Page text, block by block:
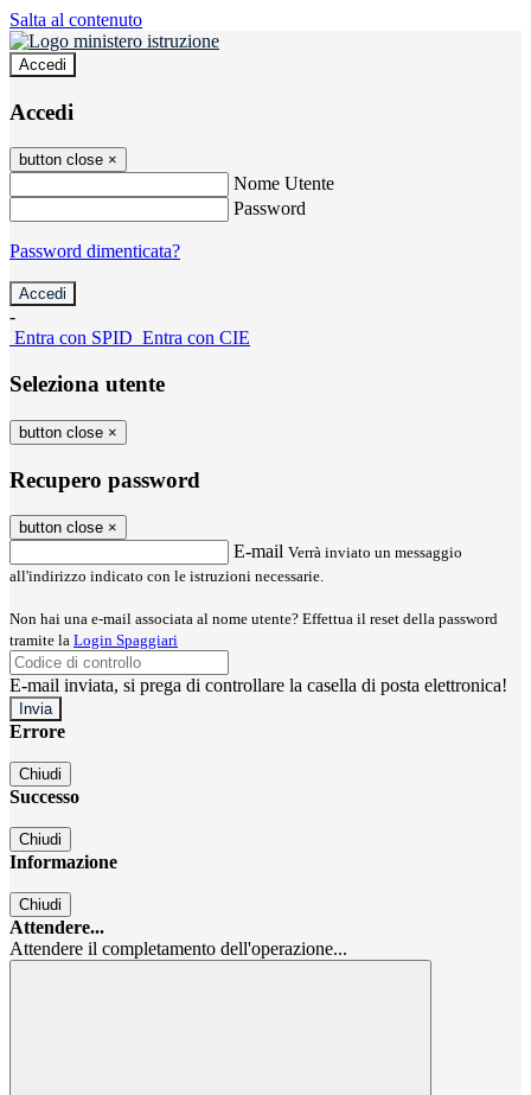
Salta al contenuto
Accedi
Accedi
button close ×
Nome Utente
Password
Password dimenticata?
-
Entra con SPID Entra con CIE
Seleziona utente
button close ×
Recupero password
button close ×
E-mail Verrà inviato un messaggio
all'indirizzo indicato con le istruzioni necessarie.
Non hai una e-mail associata al nome utente? Effettua il reset della password
tramite la Login Spaggiari
E-mail inviata, si prega di controllare la casella di posta elettronica!
Errore
Chiudi
Successo
Chiudi
Informazione
Chiudi
Attendere...
Attendere il completamento dell'operazione...